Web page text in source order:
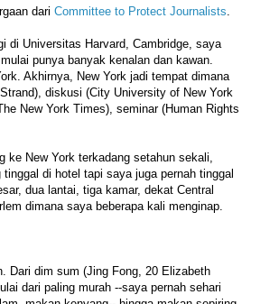
dari Committee to Protect Journalists.
di Universitas Harvard, Cambridge, saya
punya banyak kenalan dan kawan.
Akhirnya, New York jadi tempat dimana
diskusi (City University of New York
New York Times), seminar (Human Rights
ke New York terkadang setahun sekali,
di hotel tapi saya juga pernah tinggal
dua lantai, tiga kamar, dekat Central
dimana saya beberapa kali menginap.
Dari dim sum (Jing Fong, 20 Elizabeth
dari paling murah --saya pernah sehari